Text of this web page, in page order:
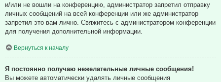
и/или не вошли на конференцию, администратор запретил отправку
личных сообщений на всей конференции или же администратор
запретил это вам лично. Свяжитесь с администратором конференции
для получения дополнительной информации.
Вернуться к началу
Я постоянно получаю нежелательные личные сообщения!
Вы можете автоматически удалять личные сообщения